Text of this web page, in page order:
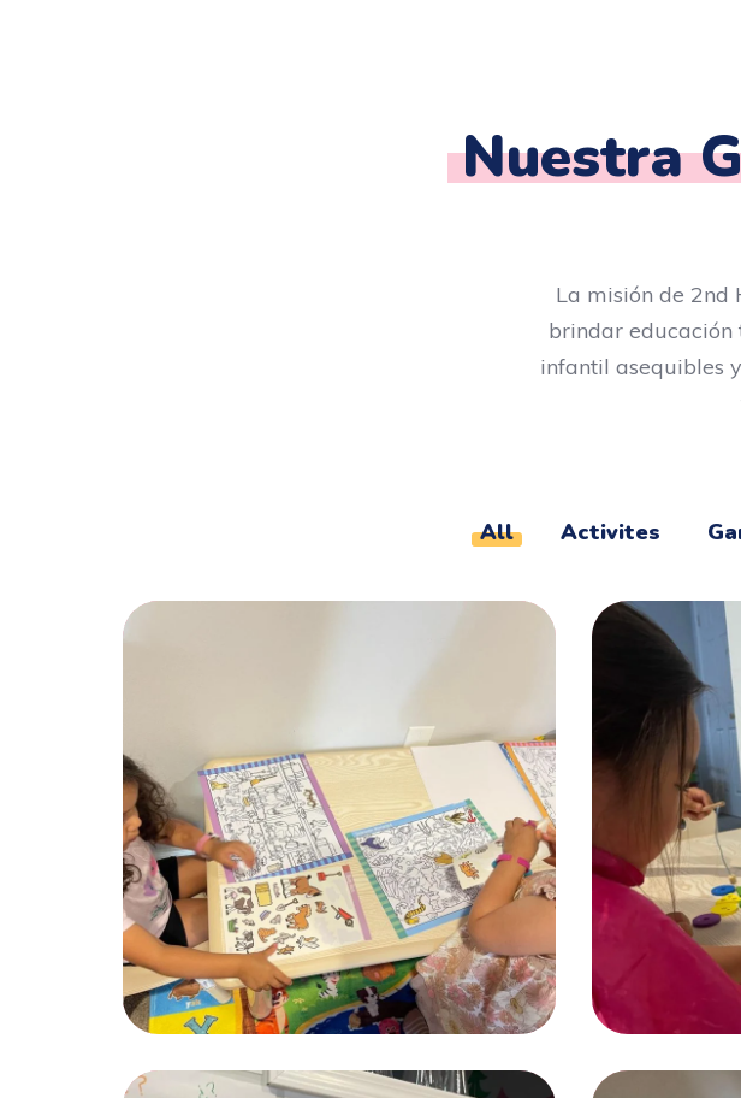
Nuestra
La misión de 2nd
brindar
infantil asequibles
All Activites
Mother’s Helpers
ACTIVITES